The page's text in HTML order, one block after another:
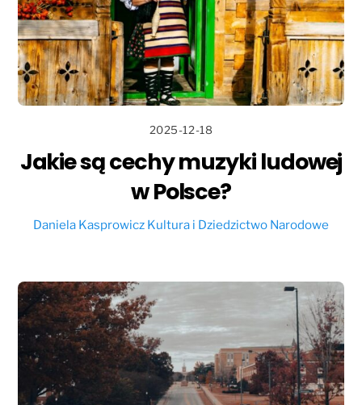
2025-12-18
Jakie są cechy muzyki ludowej
w Polsce?
Daniela Kasprowicz Kultura i Dziedzictwo Narodowe